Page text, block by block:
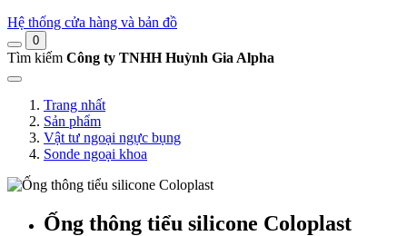
Hệ thống cửa hàng và bản đồ
0
Tìm kiếm Công ty TNHH Huỳnh Gia Alpha
Trang nhất
Sản phẩm
Vật tư ngoại ngực bụng
Sonde ngoại khoa
Ống thông tiểu silicone Coloplast